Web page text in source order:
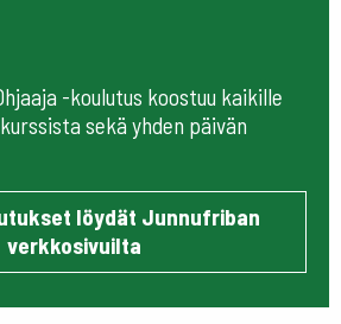
-koulutus koostuu kaikille
sekä yhden päivän
löydät Junnufriban
verkkosivuilta